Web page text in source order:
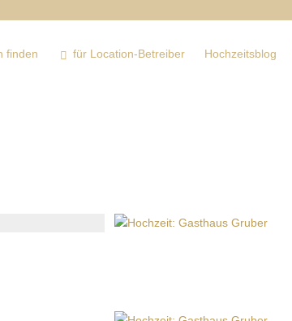
finden für Location-Betreiber Hochzeitsblog